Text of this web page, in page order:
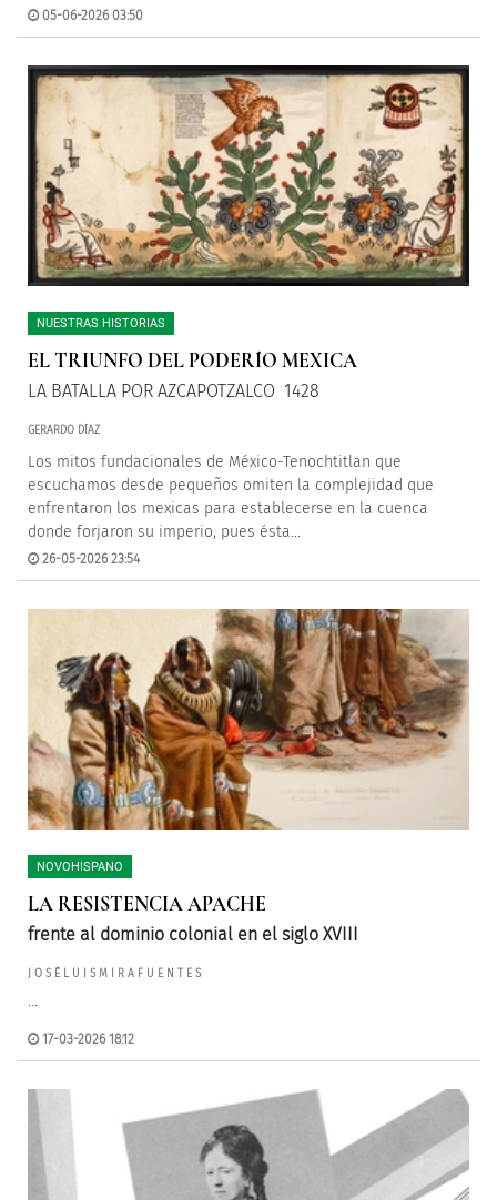
05-06-2026 03:50
NUESTRAS HISTORIAS
EL TRIUNFO DEL PODERÍO MEXICA
LA BATALLA POR AZCAPOTZALCO 1428
GERARDO DÍAZ
Los mitos fundacionales de México-Tenochtitlan que
escuchamos desde pequeños omiten la complejidad que
enfrentaron los mexicas para establecerse en la cuenca
donde forjaron su imperio, pues ésta...
26-05-2026 23:54
NOVOHISPANO
LA RESISTENCIA APACHE
frente al dominio colonial en el siglo XVIII
J O S É L U I S M I R A F U E N T E S
...
17-03-2026 18:12